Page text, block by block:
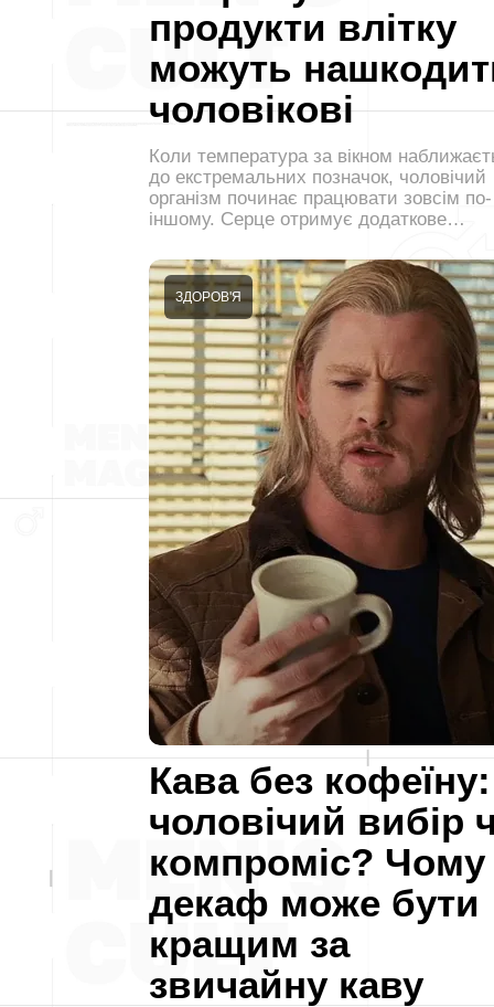
продукти влітку
можуть
чоловікові
Коли температура за вікном
до екстремальних позначок, чоловічий
організм починає працювати зовсім по-
іншому. Серце отримує додаткове…
Кава без кофеїну:
чоловічий вибір
компроміс? Чому
декаф може бути
кращим за
звичайну каву
ЗДОРОВ'Я